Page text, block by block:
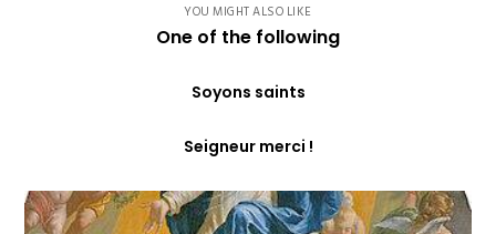
YOU MIGHT ALSO LIKE
One of the following
Soyons saints
Seigneur merci !